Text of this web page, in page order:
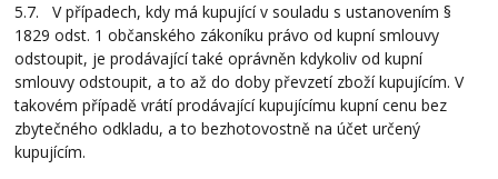
5.7. V případech, kdy má kupující v souladu s ustanovením §
1829 odst. 1 občanského zákoníku právo od kupní smlouvy
odstoupit, je prodávající také oprávněn kdykoliv od kupní
smlouvy odstoupit, a to až do doby převzetí zboží kupujícím. V
takovém případě vrátí prodávající kupujícímu kupní cenu bez
zbytečného odkladu, a to bezhotovostně na účet určený
kupujícím.